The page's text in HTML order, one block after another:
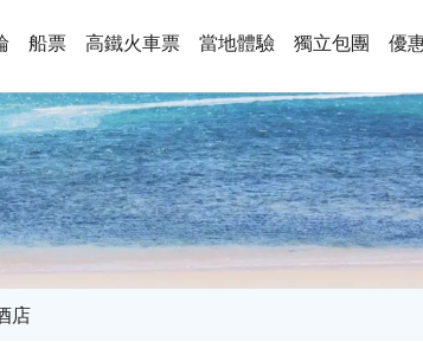
船票 高鐵火車票 當地體驗 獨立包團 優
店